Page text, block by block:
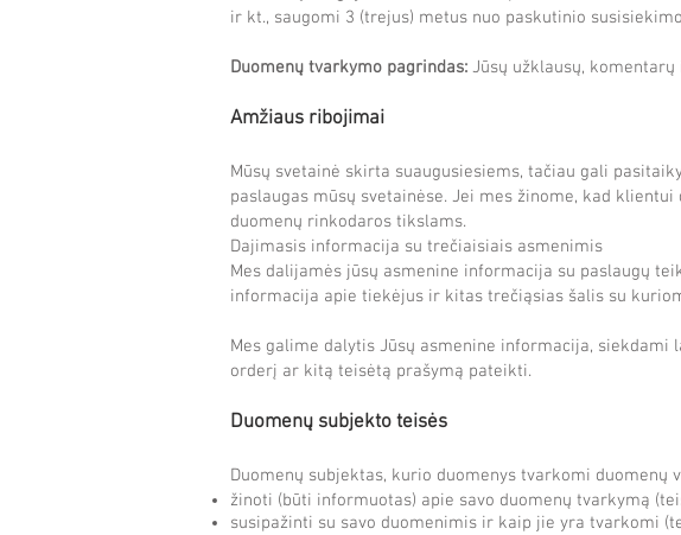
ir kt., saugomi 3 (trejus) metus nuo paskutinio
Duomenų tvarkymo pagrindas: Jūsų užklausų,
Amžiaus ribojimai
Mūsų svetainė skirta suaugusiesiems, tačiau gali
paslaugas mūsų svetainėse. Jei mes žinome, kad
duomenų rinkodaros tikslams.
Dajimasis informacija su trečiaisiais asmenimis
Mes dalijamės jūsų asmenine informacija su paslaugų
informacija apie tiekėjus ir kitas trečiąsias šalis su
Mes galime dalytis Jūsų asmenine informacija,
orderį ar kitą teisėtą prašymą pateikti.
Duomenų subjekto teisės
Duomenų subjektas, kurio duomenys tvarkomi duomenų
žinoti (būti informuotas) apie savo duomenų tvarkymą
susipažinti su savo duomenimis ir kaip jie yra tvarkomi